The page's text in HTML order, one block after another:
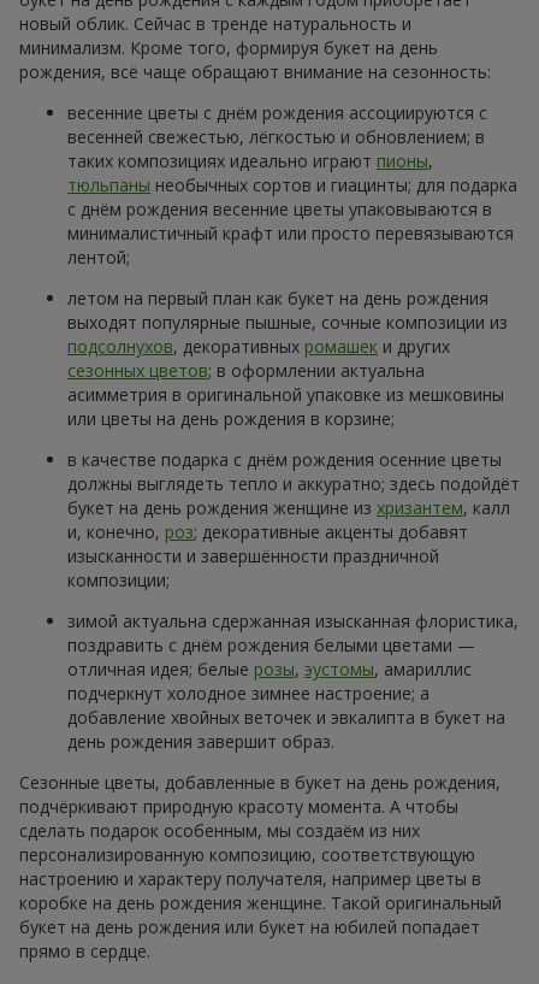
новый облик. Сейчас в тренде натуральность и
минимализм. Кроме того, формируя букет на день
рождения, всё чаще обращают внимание на сезонность:
весенние цветы с днём рождения ассоциируются с
весенней свежестью, лёгкостью и обновлением; в
таких композициях идеально играют пионы,
тюльпаны необычных сортов и гиацинты; для подарка
с днём рождения весенние цветы упаковываются в
минималистичный крафт или просто перевязываются
лентой;
летом на первый план как букет на день рождения
выходят популярные пышные, сочные композиции из
подсолнухов, декоративных ромашек и других
сезонных цветов; в оформлении актуальна
асимметрия в оригинальной упаковке из мешковины
или цветы на день рождения в корзине;
в качестве подарка с днём рождения осенние цветы
должны выглядеть тепло и аккуратно; здесь подойдёт
букет на день рождения женщине из хризантем, калл
и, конечно, роз; декоративные акценты добавят
изысканности и завершённости праздничной
композиции;
зимой актуальна сдержанная изысканная флористика,
поздравить с днём рождения белыми цветами —
отличная идея; белые розы, эустомы, амариллис
подчеркнут холодное зимнее настроение; а
добавление хвойных веточек и эвкалипта в букет на
день рождения завершит образ.
Сезонные цветы, добавленные в букет на день рождения,
подчёркивают природную красоту момента. А чтобы
сделать подарок особенным, мы создаём из них
персонализированную композицию, соответствующую
настроению и характеру получателя, например цветы в
коробке на день рождения женщине. Такой оригинальный
букет на день рождения или букет на юбилей попадает
прямо в сердце.